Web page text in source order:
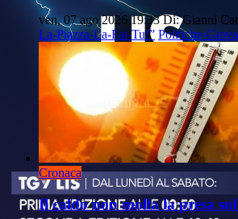
ven, 07 ago 2026 19:33 Di: Gianni
La-Piazza-La-Fai-Tu!” Politiche-
Cronaca
Il caldo non molla la presa